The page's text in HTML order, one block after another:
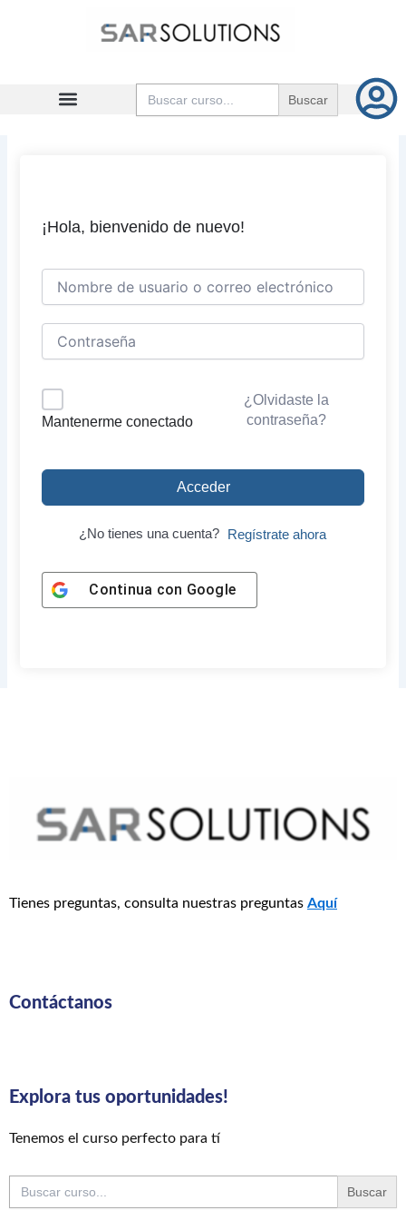
Buscar:
¡Hola, bienvenido de nuevo!
Mantenerme conectado
¿Olvidaste la
contraseña?
Acceder
¿No tienes una cuenta? Regístrate ahora
Continua con Google
Tienes preguntas, consulta nuestras preguntas Aquí
Contáctanos
Explora tus oportunidades!
Tenemos el curso perfecto para tí
Buscar: